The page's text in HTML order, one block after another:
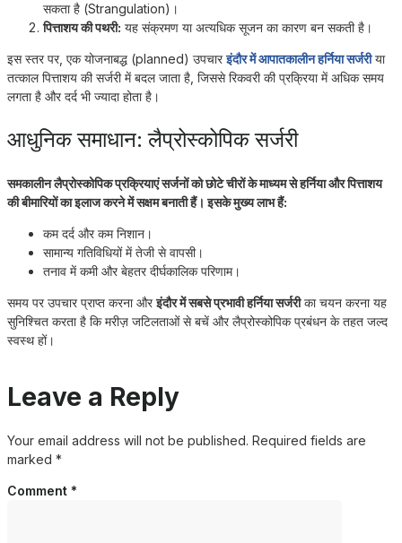
सकता है (Strangulation)।
पित्ताशय की पथरी: यह संक्रमण या अत्यधिक सूजन का कारण बन सकती है।
इस स्तर पर, एक योजनाबद्ध (planned) उपचारइंदौर में आपातकालीन हर्निया सर्जरीया
तत्काल पित्ताशय की सर्जरी में बदल जाता है, जिससे रिकवरी की प्रक्रिया में अधिक समय
लगता है और दर्द भी ज्यादा होता है।
आधुनिक समाधान: लैप्रोस्कोपिक सर्जरी
समकालीन लैप्रोस्कोपिक प्रक्रियाएं सर्जनों को छोटे चीरों के माध्यम से हर्निया और पित्ताशय
की बीमारियों का इलाज करने में सक्षम बनाती हैं। इसके मुख्य लाभ हैं:
कम दर्द और कम निशान।
सामान्य गतिविधियों में तेजी से वापसी।
तनाव में कमी और बेहतर दीर्घकालिक परिणाम।
समय पर उपचार प्राप्त करना औरइंदौर में सबसे प्रभावी हर्निया सर्जरीका चयन करना यह
सुनिश्चित करता है कि मरीज़ जटिलताओं से बचें और लैप्रोस्कोपिक प्रबंधन के तहत जल्द
स्वस्थ हों।
Leave a Reply
Your email address will not be published. Required fields are
marked *
Comment *